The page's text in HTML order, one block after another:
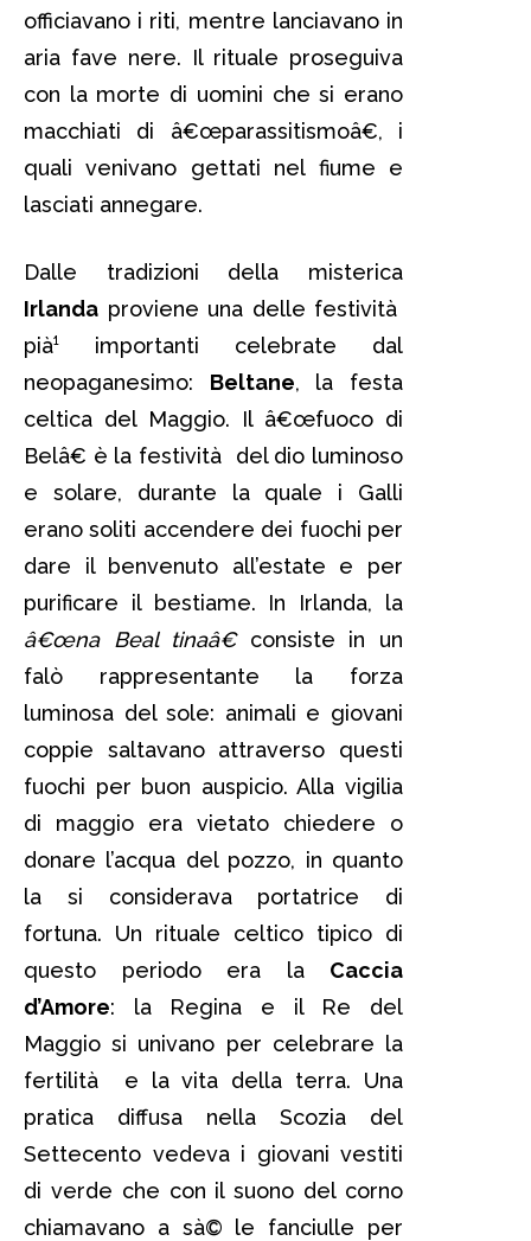
officiavano i riti, mentre lanciavano in
aria fave nere. Il rituale proseguiva
con la morte di uomini che si erano
macchiati di â€œparassitismoâ€, i
quali venivano gettati nel fiume e
lasciati annegare.
Dalle tradizioni della misterica
Irlanda proviene una delle festività
pià¹ importanti celebrate dal
neopaganesimo: Beltane, la festa
celtica del Maggio. Il â€œfuoco di
Belâ€ è la festività del dio luminoso
e solare, durante la quale i Galli
erano soliti accendere dei fuochi per
dare il benvenuto all’estate e per
purificare il bestiame. In Irlanda, la
â€œna Beal tinaâ€consiste in un
falò rappresentante la forza
luminosa del sole: animali e giovani
coppie saltavano attraverso questi
fuochi per buon auspicio. Alla vigilia
di maggio era vietato chiedere o
donare l’acqua del pozzo, in quanto
la si considerava portatrice di
fortuna. Un rituale celtico tipico di
questo periodo era la Caccia
d’Amore: la Regina e il Re del
Maggio si univano per celebrare la
fertilità e la vita della terra. Una
pratica diffusa nella Scozia del
Settecento vedeva i giovani vestiti
di verde che con il suono del corno
chiamavano a sà© le fanciulle per